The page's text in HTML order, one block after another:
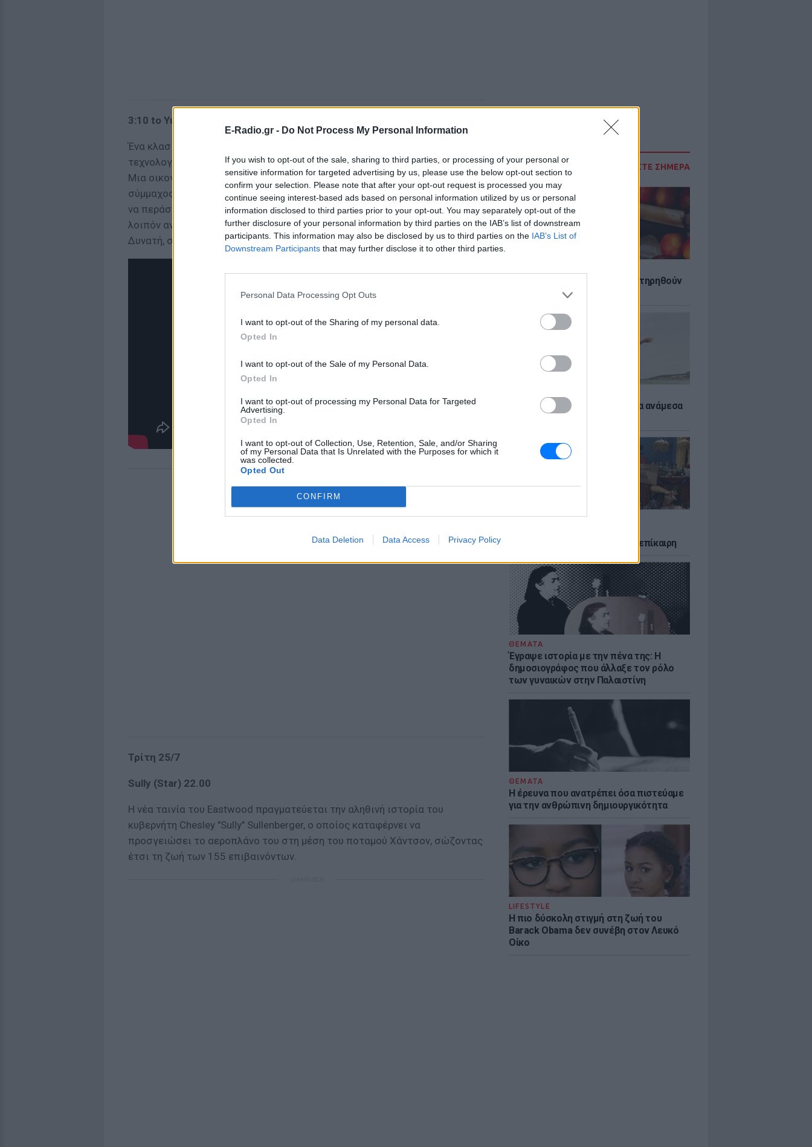
E-Radio.gr - Do Not Process My Personal Information
If you wish to opt-out of the sale, sharing to third parties, or processing of your personal or
sensitive information for targeted advertising by us, please use the below opt-out section to
confirm your selection. Please note that after your opt-out request is processed you may
continue seeing interest-based ads based on personal information utilized by us or personal
information disclosed to third parties prior to your opt-out. You may separately opt-out of the
further disclosure of your personal information by third parties on the IAB’s list of downstream
participants. This information may also be disclosed by us to third parties on the IAB’s List of
Downstream Participants that may further disclose it to other third parties.
Personal Data Processing Opt Outs
I want to opt-out of the Sharing of my personal data.
Opted In
I want to opt-out of the Sale of my Personal Data.
Opted In
I want to opt-out of processing my Personal Data for Targeted
Advertising.
Opted In
I want to opt-out of Collection, Use, Retention, Sale, and/or Sharing
of my Personal Data that Is Unrelated with the Purposes for which it
was collected.
Opted Out
CONFIRM
Data Deletion Data Access Privacy Policy
ΔΙΑΒΑΣΤΕ ΣΗΜΕΡΑ
6 φρούτα που μπορουν να διατηρηθούν
εκτός ψυγείου το καλοκαίρι
Πώς να αποφύγεις το σύγκαμα ανάμεσα
POP CULTURE
νεοπλουτισμό και παραμένει επίκαιρη
ΘΕΜΑΤΑ
Έγραψε ιστορία με την πένα της: Η
δημοσιογράφος που άλλαξε τον ρόλο
των γυναικών στην Παλαιστίνη
ΘΕΜΑΤΑ
Η έρευνα που ανατρέπει όσα πιστεύαμε
για την ανθρώπινη δημιουργικότητα
LIFESTYLE
Η πιο δύσκολη στιγμή στη ζωή του
Barack Obama δεν συνέβη στον Λευκό
Οίκο
3:10 to Yuma (ΣΚΑΪ) 22.00
Ένα κλασικό γουέστερν που μας ταξιδεύει σε μια άλλη εποχή, όπου όμως η
τεχνολογική πρόοδος φαίνεται πάντα να απειλεί κάτι για να εδραιωθεί.
Μια οικογένεια μετακομίζει σε ένα ράντζο, αλλά η ξηρασία δεν είναι
σύμμαχος και το κοπάδι χάνεται. Ο ιδιοκτήτης του ράντζου απειλεί ώστε
να περάσει από εκεί ο σιδηρόδρομος. Ο βετεράνος του Εμφυλίου Πολέμου
λοιπόν αναγκάζεται να βγει στο κυνήγι ενός παράνομου για την αμοιβή.
Δυνατή, συναισθηματική και πάντα επίκαιρη ταινία.
Τρίτη 25/7
Sully (Star) 22.00
Η νέα ταινία του Eastwood πραγματεύεται την αληθινή ιστορία του
κυβερνήτη Chesley "Sully" Sullenberger, ο οποίος καταφέρνει να
προσγειώσει το αεροπλάνο του στη μέση του ποταμού Χάντσον, σώζοντας
έτσι τη ζωή των 155 επιβαινόντων.